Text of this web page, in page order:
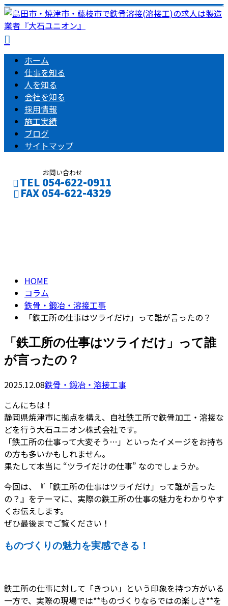
ホーム
仕事を知る
人を知る
会社を知る
採用情報
施工実績
ブログ
サイトマップ
お問い合わせ
TEL 054-622-0911
FAX 054-622-4329
HOME
コラム
鉄骨・鍛冶・溶接工事
「鉄工所の仕事はツライだけ」って誰が言ったの？
「鉄工所の仕事はツライだけ」って誰
が言ったの？
2025.12.08鉄骨・鍛冶・溶接工事
こんにちは！
静岡県焼津市に拠点を構え、自社鉄工所で鉄骨加工・溶接な
どを行う大石ユニオン株式会社です。
「鉄工所の仕事って大変そう…」といったイメージをお持ち
の方も多いかもしれません。
果たして本当に “ツライだけの仕事” なのでしょうか。
今回は、『「鉄工所の仕事はツライだけ」って誰が言った
の？』をテーマに、実際の鉄工所の仕事の魅力をわかりやす
くお伝えします。
ぜひ最後までご覧ください！
ものづくりの魅力を実感できる！
鉄工所の仕事に対して「きつい」という印象を持つ方がいる
一方で、実際の現場では**ものづくりならではの楽しさ**を